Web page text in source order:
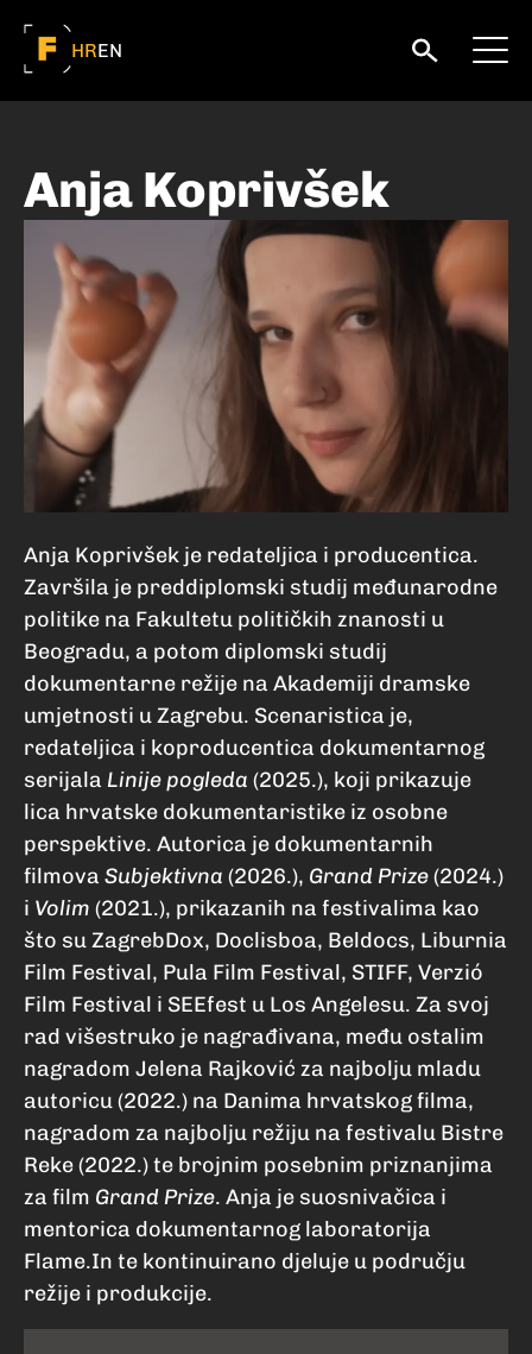
HREN
Anja Koprivšek
Anja Koprivšek je redateljica i producentica.
Završila je preddiplomski studij međunarodne
politike na Fakultetu političkih znanosti u
Beogradu, a potom diplomski studij
dokumentarne režije na Akademiji dramske
umjetnosti u Zagrebu. Scenaristica je,
redateljica i koproducentica dokumentarnog
serijala Linije pogleda (2025.), koji prikazuje
lica hrvatske dokumentaristike iz osobne
perspektive. Autorica je dokumentarnih
filmova Subjektivna (2026.), Grand Prize(2024.)
i Volim (2021.), prikazanih na festivalima kao
što su ZagrebDox, Doclisboa, Beldocs, Liburnia
Film Festival, Pula Film Festival, STIFF, Verzió
Film Festival i SEEfest u Los Angelesu. Za svoj
rad višestruko je nagrađivana, među ostalim
nagradom Jelena Rajković za najbolju mladu
autoricu (2022.) na Danima hrvatskog filma,
nagradom za najbolju režiju na festivalu Bistre
Reke (2022.) te brojnim posebnim priznanjima
za film Grand Prize. Anja je suosnivačica i
mentorica dokumentarnog laboratorija
Flame.In te kontinuirano djeluje u području
režije i produkcije.